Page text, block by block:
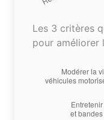
Les 3 critères
pour améliorer